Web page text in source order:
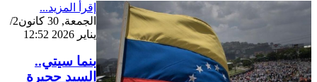
إقرأ المزيد...
الجمعة, 30 كانون2/
يناير 2026 12:52
بنما سيتي..
السيد حجيرة